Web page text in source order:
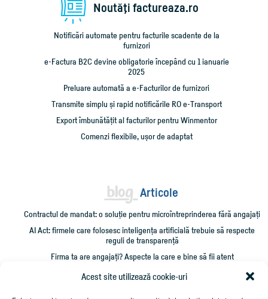
Acest site utilizează cookie-uri
Noutăţi factureaza.ro
Notificări automate pentru facturile scadente de la
furnizori
e-Factura B2C devine obligatorie începând cu 1 ianuarie
2025
Preluare automată a e-Facturilor de furnizori
Transmite simplu și rapid notificările RO e-Transport
Export îmbunătățit al facturilor pentru Winmentor
Comenzi flexibile, ușor de adaptat
Articole
Contractul de mandat: o soluție pentru microîntreprinderea fără angajați
AI Act: firmele care folosesc inteligența artificială trebuie să respecte
reguli de transparență
Firma ta are angajați? Aspecte la care e bine să fii atent
Administrarea unei firme mici: 10 verificări care îți pot salva timp și bani